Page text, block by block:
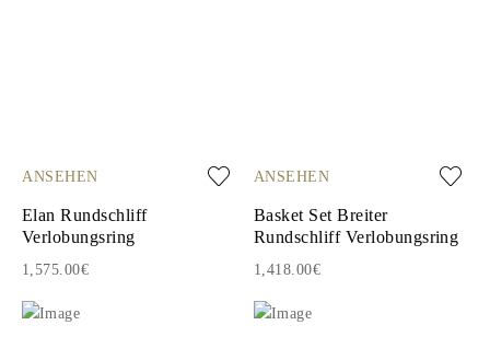
ANSEHEN
Elan Rundschliff
Verlobungsring
1,575.00€
ANSEHEN
Basket Set Breiter
Rundschliff Verlobungsring
1,418.00€